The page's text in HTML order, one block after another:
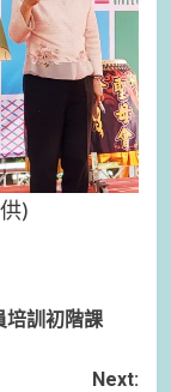
)
培訓初階課
Next: